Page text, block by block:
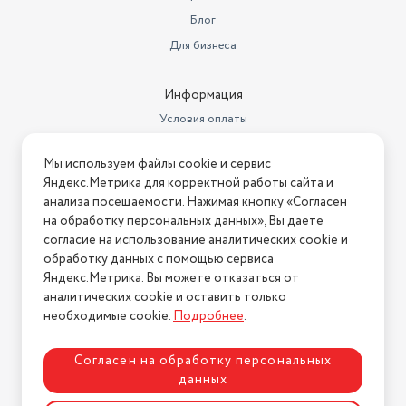
Блог
Для бизнеса
Информация
Условия оплаты
Условия возврата
Нашли ошибку на сайте? Напишите нам
2026 © Интернет-магазин "АстМаркет". У нас есть всё!
Политика конфиденциальности
Мы используем файлы cookie и сервис
Яндекс.Метрика для корректной работы сайта и
анализа посещаемости. Нажимая кнопку «Согласен
на обработку персональных данных», Вы даете
согласие на использование аналитических cookie и
обработку данных с помощью сервиса
Яндекс.Метрика. Вы можете отказаться от
аналитических cookie и оставить только
необходимые cookie.Подробнее.
Согласен на обработку персональных
данных